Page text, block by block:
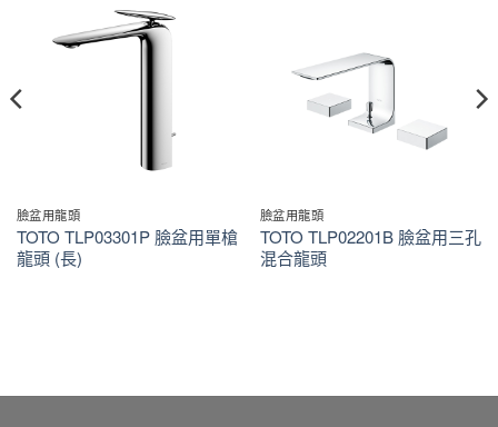
臉盆用龍頭
TOTO TLP03301P 臉盆用單槍
龍頭 (長)
臉盆用龍頭
TOTO TLP02201B 臉盆用三孔
混合龍頭